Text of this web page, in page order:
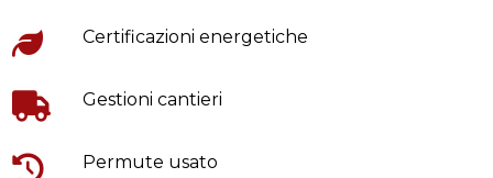
Certificazioni energetiche
Gestioni cantieri
Permute usato